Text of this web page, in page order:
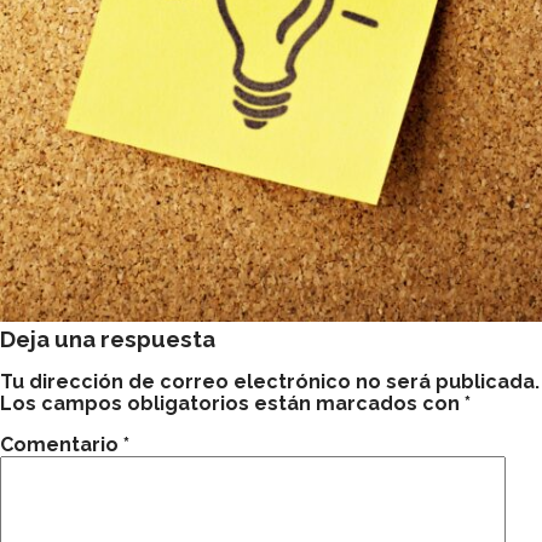
Deja una respuesta
Tu dirección de correo electrónico no será publicada.
Los campos obligatorios están marcados con *
Comentario *